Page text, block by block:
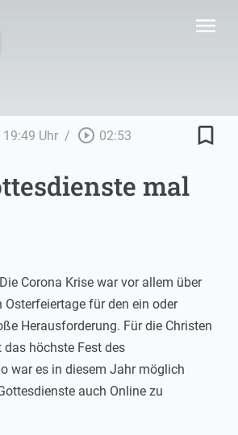
menu
19:49 Uhr / play_circle_outline 02:53 bookmark_border
mal
Corona Krise war vor allem über
Osterfeiertage für den ein oder
Herausforderung. Für die Christen
das höchste Fest des
war es in diesem Jahr möglich
auch Online zu